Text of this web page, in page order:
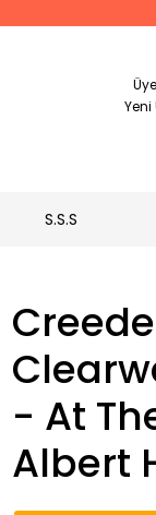
Yeni
S.S.S
- At
Albert